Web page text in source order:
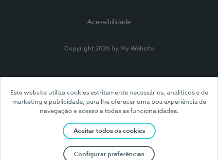
Este website utiliza cookies estritamente necessários, analíticos e de
marketing e publicidade, para lhe oferecer uma boa experiência de
navegação e acesso a todas as funcionalidades.
Aceitar todos os cookies
Configurar preferências
Acessibilidade
Copyright 2026 by My Website